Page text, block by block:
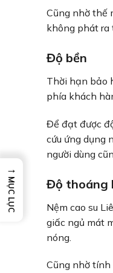
Cũng nhờ thế
không phát ra
Độ bền
Thời hạn bảo
phía khách
Để đạt được
cứu ứng dụng
người dùng
Độ thoáng
Nệm cao su
giấc ngủ mát
nóng.
Cũng nhờ
→
MỤC LỤC